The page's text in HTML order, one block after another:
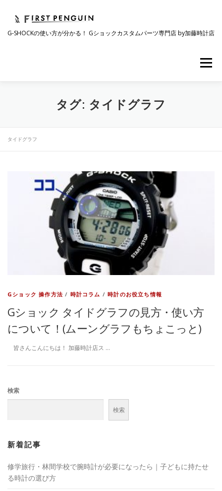
ッ
G-SHOCKの使い方が分かる！ Gショックカスタムパーツ専門店 by加藤時計店
メニュー
事業紹介 ワクワク企画
時計コラム
タグ: タイドグラフ
タイドグラフ
Gショック 操作方法 / 時計コラム /時計のお役立ち情報
Gショック タイドグラフの見方・使い方
について！(ムーングラフもちょこっと)
皆さんこんにちは！ 加藤時計店ス …
検索
検索
新着記事
修学旅行・林間学校で腕時計が必要になったら｜子どもに持たせ
る時計の選び方